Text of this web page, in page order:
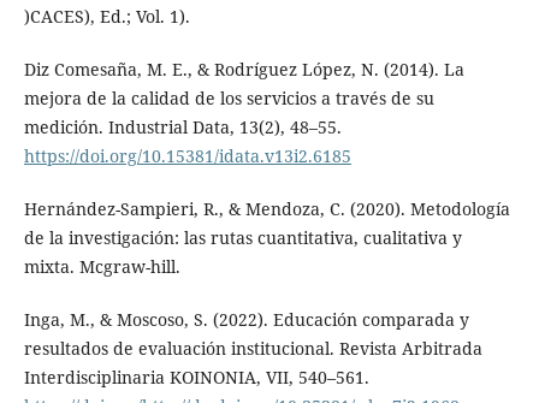
)CACES), Ed.; Vol. 1).
Diz Comesaña, M. E., & Rodríguez López, N. (2014). La
mejora de la calidad de los servicios a través de su
medición. Industrial Data, 13(2), 48–55.
https://doi.org/10.15381/idata.v13i2.6185
Hernández-Sampieri, R., & Mendoza, C. (2020). Metodología
de la investigación: las rutas cuantitativa, cualitativa y
mixta. Mcgraw-hill.
Inga, M., & Moscoso, S. (2022). Educación comparada y
resultados de evaluación institucional. Revista Arbitrada
Interdisciplinaria KOINONIA, VII, 540–561.